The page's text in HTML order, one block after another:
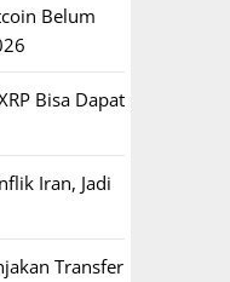
Belum
Bisa Dapat
Iran, Jadi
Transfer